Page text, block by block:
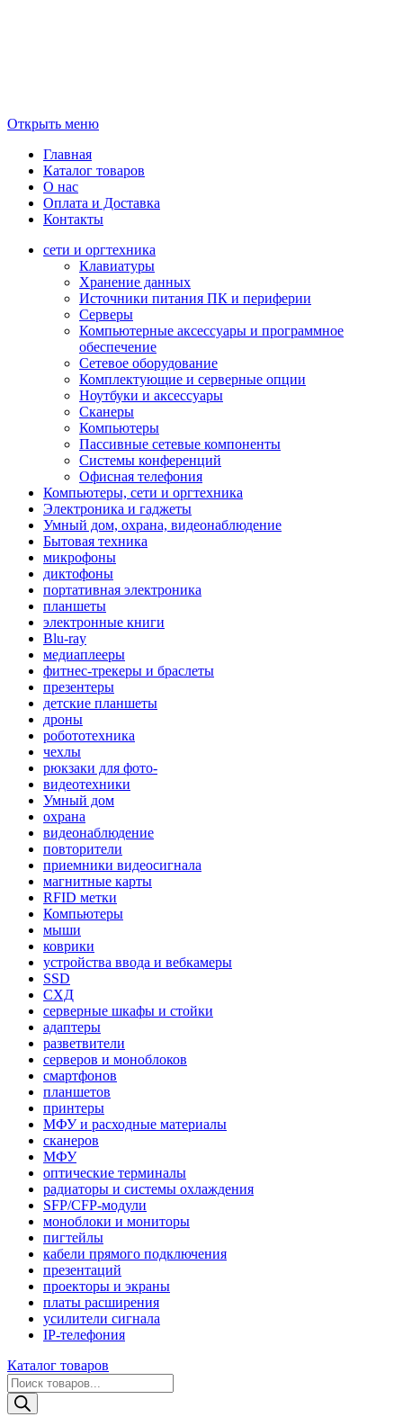
Открыть меню
Главная
Каталог товаров
О нас
Оплата и Доставка
Контакты
сети и оргтехника
Клавиатуры
Хранение данных
Источники питания ПК и периферии
Серверы
Компьютерные аксессуары и программное
обеспечение
Сетевое оборудование
Комплектующие и серверные опции
Ноутбуки и аксессуары
Сканеры
Компьютеры
Пассивные сетевые компоненты
Системы конференций
Офисная телефония
Компьютеры, сети и оргтехника
Электроника и гаджеты
Умный дом, охрана, видеонаблюдение
Бытовая техника
микрофоны
диктофоны
портативная электроника
планшеты
электронные книги
Blu-ray
медиаплееры
фитнес-трекеры и браслеты
презентеры
детские планшеты
дроны
робототехника
чехлы
рюкзаки для фото-
видеотехники
Умный дом
охрана
видеонаблюдение
повторители
приемники видеосигнала
магнитные карты
RFID метки
Компьютеры
мыши
коврики
устройства ввода и вебкамеры
SSD
СХД
серверные шкафы и стойки
адаптеры
разветвители
серверов и моноблоков
смартфонов
планшетов
принтеры
МФУ и расходные материалы
сканеров
МФУ
оптические терминалы
радиаторы и системы охлаждения
SFP/CFP-модули
моноблоки и мониторы
пигтейлы
кабели прямого подключения
презентаций
проекторы и экраны
платы расширения
усилители сигнала
IP-телефония
Каталог товаров
Поиск
товаров